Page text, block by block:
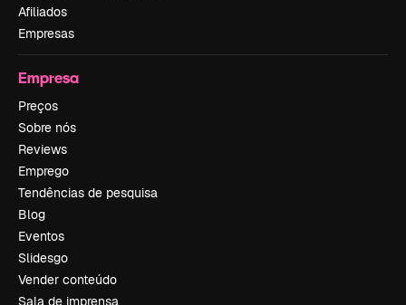
Afiliados
Empresas
Empresa
Preços
Sobre nós
Reviews
Emprego
Tendências de pesquisa
Blog
Eventos
Slidesgo
Vender conteúdo
Sala de imprensa